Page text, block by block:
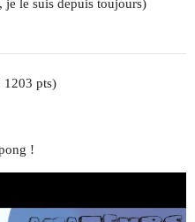
je le suis depuis toujours)
1203 pts)
!